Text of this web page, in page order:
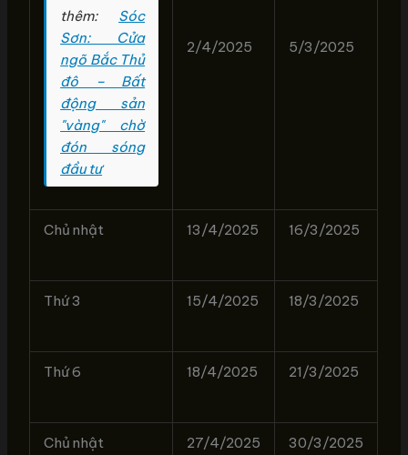
thêm: Sóc
Sơn: Cửa
ngõ Bắc Thủ
đô – Bất
động sản
"vàng" chờ
đón sóng
đầu tư
2/4/2025 5/3/2025
Chủ nhật 13/4/2025 16/3/2025
Thứ 3 15/4/2025 18/3/2025
Thứ 6 18/4/2025 21/3/2025
Chủ nhật 27/4/2025 30/3/2025